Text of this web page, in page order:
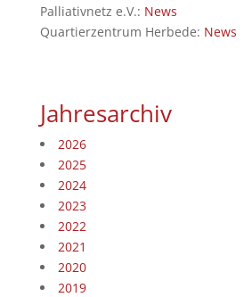
Palliativnetz e.V.: News
Quartierzentrum Herbede: News
Jahresarchiv
2026
2025
2024
2023
2022
2021
2020
2019